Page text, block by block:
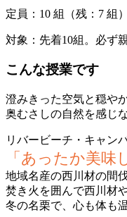
定員：10 組 （残：7 組 ）
対象：先着10組。必ず
こんな授業です
澄みきった空気と穏や
奥むさしの自然を感じ
リバービーチ・キャン
「あったか美味
地域名産の西川材の間
焚き火を囲んで西川材
冬の名栗で、心も体も